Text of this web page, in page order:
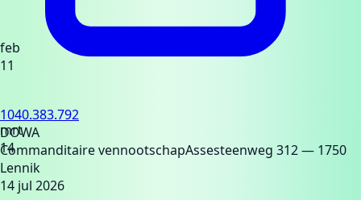
feb
11
mrt
14
1040.383.792
DOWA
Commanditaire vennootschapAssesteenweg 312— 1750
Lennik
14 jul 2026